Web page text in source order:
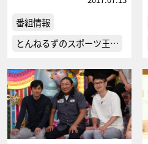
番組情報
とんねるずのスポーツ王…